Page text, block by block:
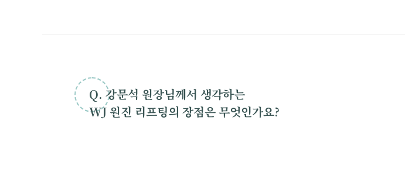
Q. 강문석 원장님께서 생각하는
WJ 원진 리프팅의 장점은 무엇인가요?